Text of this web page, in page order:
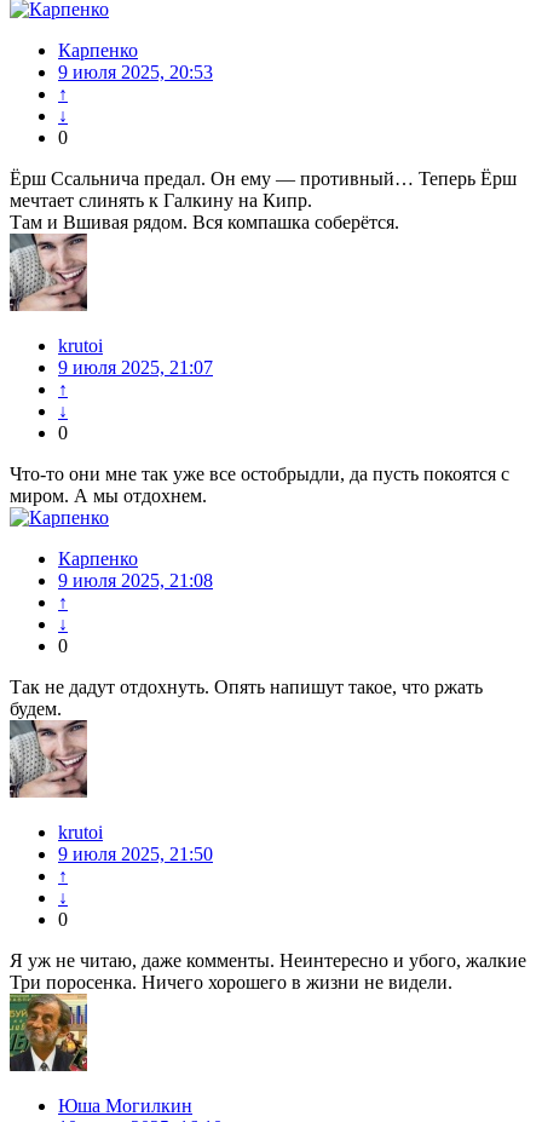
Карпенко
9 июля 2025, 20:53
↑
↓
0
Ёрш Ссальнича предал. Он ему — противный… Теперь Ёрш
мечтает слинять к Галкину на Кипр.
Там и Вшивая рядом. Вся компашка соберётся.
krutoi
9 июля 2025, 21:07
↑
↓
0
Что-то они мне так уже все остобрыдли, да пусть покоятся с
миром. А мы отдохнем.
Карпенко
9 июля 2025, 21:08
↑
↓
0
Так не дадут отдохнуть. Опять напишут такое, что ржать
будем.
krutoi
9 июля 2025, 21:50
↑
↓
0
Я уж не читаю, даже комменты. Неинтересно и убого, жалкие
Три поросенка. Ничего хорошего в жизни не видели.
Юша Могилкин